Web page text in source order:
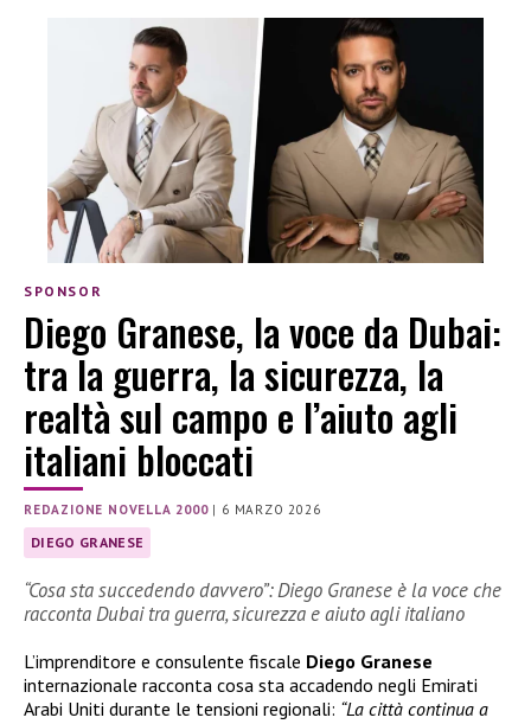
SPONSOR
Diego Granese, la voce da Dubai:
tra la guerra, la sicurezza, la
realtà sul campo e l’aiuto agli
italiani bloccati
REDAZIONE NOVELLA 2000| 6 MARZO 2026
DIEGO GRANESE
“Cosa sta succedendo davvero”: Diego Granese è la voce che
racconta Dubai tra guerra, sicurezza e aiuto agli italiano
L’imprenditore e consulente fiscale Diego Granese
internazionale racconta cosa sta accadendo negli Emirati
Arabi Uniti durante le tensioni regionali: “La città continua a